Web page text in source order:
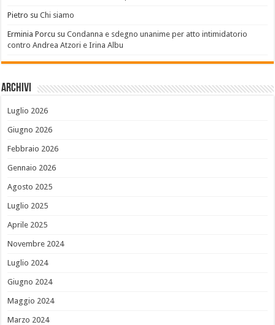
Pietro suChi siamo
Erminia Porcu suCondanna e sdegno unanime per atto intimidatorio
contro Andrea Atzori e Irina Albu
Archivi
Luglio 2026
Giugno 2026
Febbraio 2026
Gennaio 2026
Agosto 2025
Luglio 2025
Aprile 2025
Novembre 2024
Luglio 2024
Giugno 2024
Maggio 2024
Marzo 2024